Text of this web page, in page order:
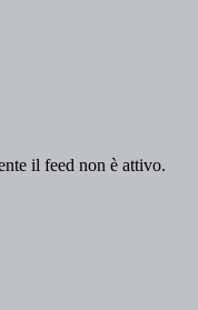
il feed non è attivo.